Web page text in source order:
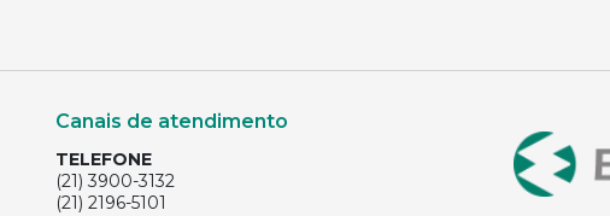
Canais de atendimento
TELEFONE
(21) 3900-3132
(21) 2196-5101